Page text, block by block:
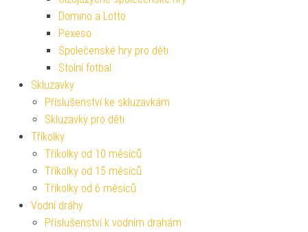
Domino a Lotto
Pexeso
Společenské hry pro děti
Stolní fotbal
Skluzavky
Příslušenství ke skluzavkám
Skluzavky pro děti
Tříkolky
Tříkolky od 10 měsíců
Tříkolky od 15 měsíců
Tříkolky od 6 měsíců
Vodní dráhy
Příslušenství k vodním drahám